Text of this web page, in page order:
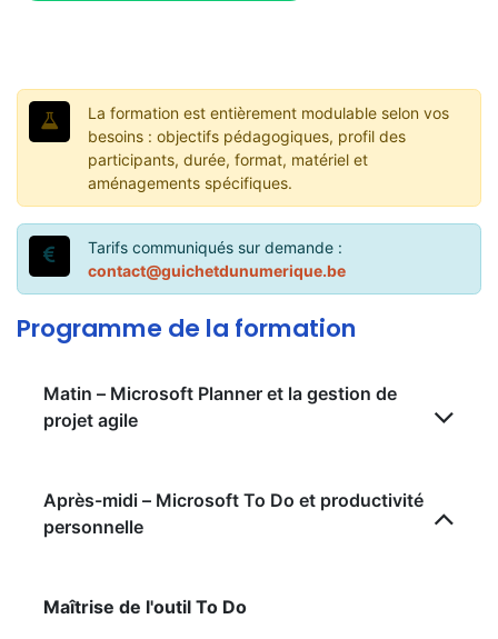
La formation est entièrement modulable selon vos
besoins : objectifs pédagogiques, profil des
participants, durée, format, matériel et
aménagements spécifiques.
Tarifs communiqués sur demande :
contact@guichetdunumerique.be
Programme de la formation
Matin – Microsoft Planner et la gestion de
projet agile
Après-midi – Microsoft To Do et productivité
personnelle
Maîtrise de l'outil To Do